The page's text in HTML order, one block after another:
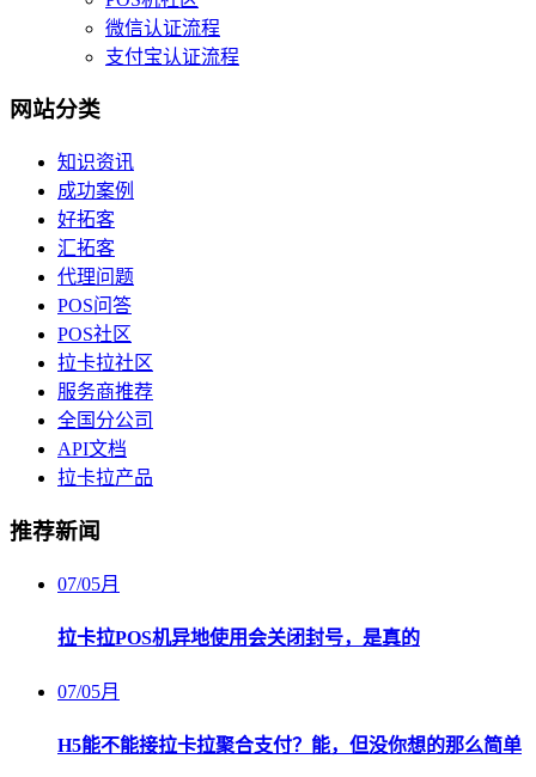
微信认证流程
支付宝认证流程
网站分类
知识资讯
成功案例
好拓客
汇拓客
代理问题
POS问答
POS社区
拉卡拉社区
服务商推荐
全国分公司
API文档
拉卡拉产品
推荐新闻
07/05月
拉卡拉POS机异地使用会关闭封号，是真的
07/05月
H5能不能接拉卡拉聚合支付？能，但没你想的那么简单